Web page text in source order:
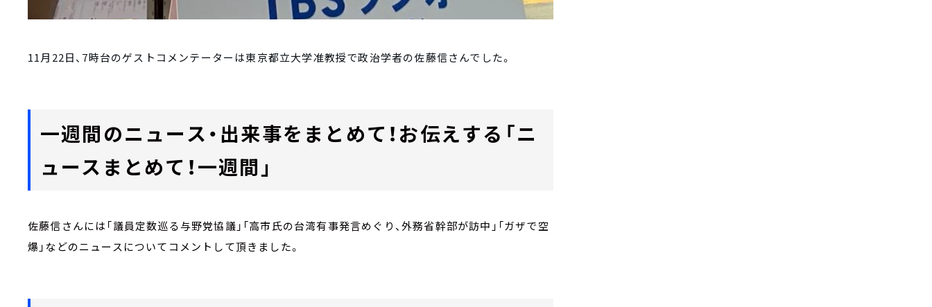
11月22日、7時台のゲストコメンテーターは東京都立大学准教授で政治学者の佐藤信さんでした。
一週間のニュース・出来事をまとめて！お伝えする「ニ
ュースまとめて！一週間」
佐藤信さんには「議員定数巡る与野党協議」「高市氏の台湾有事発言めぐり、外務省幹部が訪中」「ガザで空
爆」などのニュースについてコメントして頂きました。